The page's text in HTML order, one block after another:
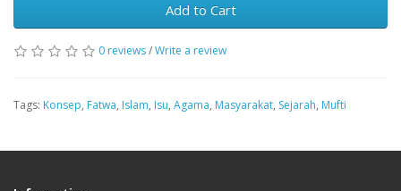
Add to Cart
0 reviews/Write a review
Tags: Konsep, Fatwa, Islam, Isu, Agama, Masyarakat, Sejarah, Mufti